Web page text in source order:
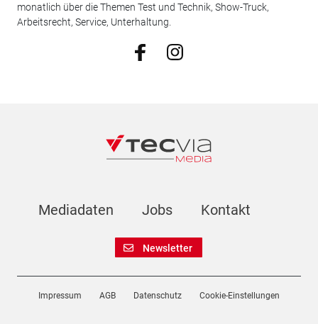
monatlich über die Themen Test und Technik, Show-Truck,
Arbeitsrecht, Service, Unterhaltung.
Mediadaten Jobs Kontakt
Newsletter
Impressum AGB Datenschutz Cookie-Einstellungen